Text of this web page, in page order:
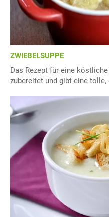
ZWIEBELSUPPE
Das Rezept für eine
zubereitet und gibt eine